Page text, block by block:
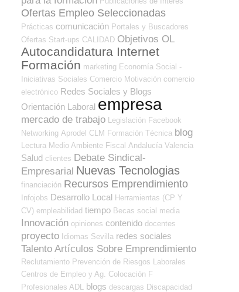
Ofertas Empleo Seleccionadas
Prácticas comunicación Portales y Buscadores
Ofertas Start-ups CALIDAD Objetivos OL
Autocandidatura Internet
Formación marketing Economía Social -
Iniciativas Sociales Comercio Motivación comercio
electrónico Redes Sociales y Blogs
Orientación Laboral empresa
mercado de trabajo Legislación Facebook
Networking Aprodel CLM Formación Técnica blog
Lectura Medio Ambiente Fiscal Andalucía Valencia
Salud clientes Debate Sindical-
Empresarial Nuevas Tecnologias
financiación Recursos Emprendimiento
Infojobs Desarrollo Local Herramientas (CP Y
CV) empleabilidad tiempo Becas social media
Innovación opiniones contenido docentes
proyecto Idiomas Sevilla redes sociales
Talento Artículos Sobre Emprendimiento
Reclutamiento Prevención de Riesgos Laborales
Centros de Empleo y Ag. Colocación F
Profesionales ADL
blogs descargas Discapacidad